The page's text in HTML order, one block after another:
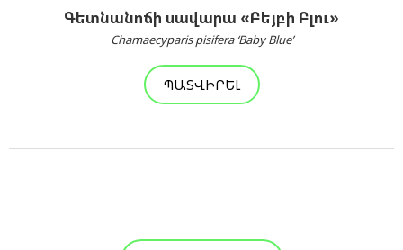
Գետնանոճի սավարա «Բեյբի Բլու»
Chamaecyparis pisifera ‘Baby Blue’
ՊԱՏՎԻՐԵԼ